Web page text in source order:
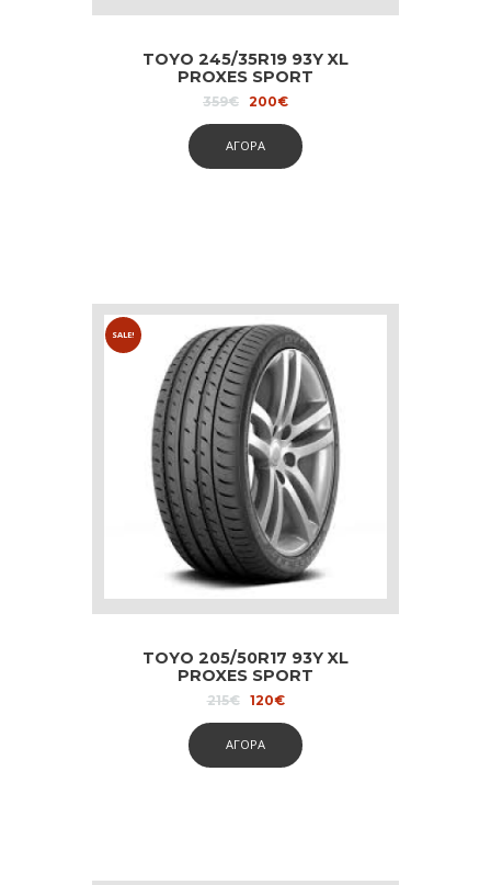
TOYO 245/35R19 93Y XL
PROXES SPORT
359€ Original
359€.
200€Current
is:
200€.
ΑΓΟΡΑ
SALE!
TOYO 205/50R17 93Y XL
PROXES SPORT
215€
Original
215€.
120€Current
is:
120€.
ΑΓΟΡΑ